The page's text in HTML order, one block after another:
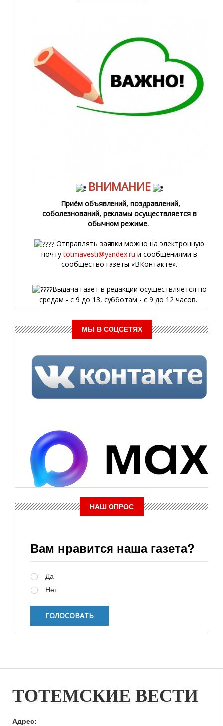
ВНИМАНИЕ
Приём объявлений, поздравлений,
соболезнований, рекламы осуществляется в
обычном режиме.
Отправлять заявки можно на электронную
почтуtotmavesti@yandex.ru и сообщениями в
сообщество газеты «ВКонтакте».
Выдача газет в редакции осуществляется по
средам - с 9 до 13, субботам - с 9 до 12 часов.
МЫ В СОЦСЕТЯХ
НАШ ОПРОС
Вам нравится наша газета?
Да
Нет
ТОТЕМСКИЕ ВЕСТИ
Адрес: